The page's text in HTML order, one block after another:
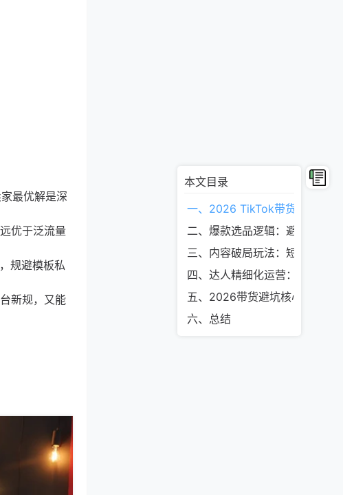
本文目录
一、2026 TikTok带货核心变化
二、爆款选品逻辑：避开红海
三、内容破局玩法：短视频引
四、达人精细化运营：低成本
五、2026带货避坑核心要点
六、总结
最优解是深
优于泛流量
规避模板私
新规，又能